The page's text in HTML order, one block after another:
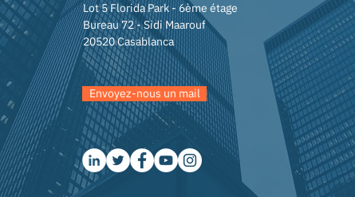
Lot 5 Florida Park - 6ème étage
Bureau 72 - Sidi Maarouf
20520 Casablanca
Envoyez-nous un mail